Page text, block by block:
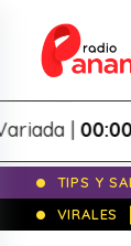
|
TIPS Y
VIRALES